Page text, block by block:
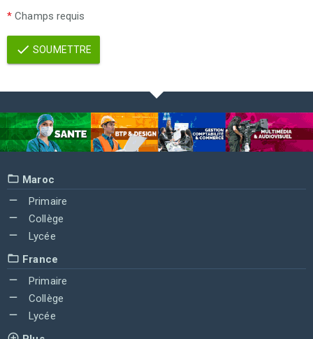
* Champs requis
SOUMETTRE
Maroc
Primaire
Collège
Lycée
France
Primaire
Collège
Lycée